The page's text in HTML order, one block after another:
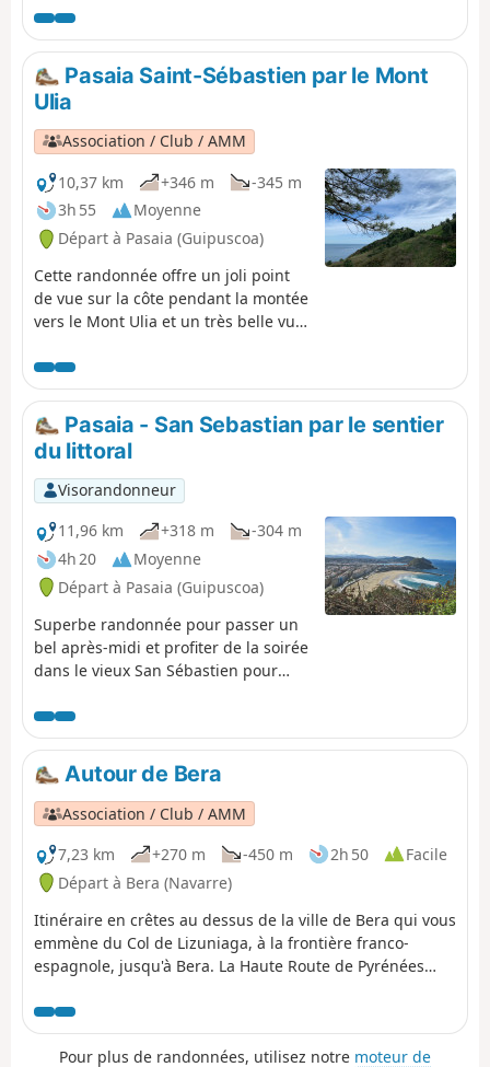
Donostia. Attention ! Prendre une navette est nécessaire
pour effectuer cette randonnée
Pasaia Saint-Sébastien par le Mont
Ulia
Association / Club / AMM
10,37 km
+346 m
-345 m
3h 55
Moyenne
Départ à Pasaia (Guipuscoa)
Cette randonnée offre un joli point
de vue sur la côte pendant la montée
vers le Mont Ulia et un très belle vue
pendant la descente vers la ville.
L'aller se fait avec une traversée en
bateau et le retour se fait en bus.
Pasaia - San Sebastian par le sentier
du littoral
Visorandonneur
11,96 km
+318 m
-304 m
4h 20
Moyenne
Départ à Pasaia (Guipuscoa)
Superbe randonnée pour passer un
bel après-midi et profiter de la soirée
dans le vieux San Sébastien pour
Autour de Bera
Association / Club / AMM
7,23 km
+270 m -450 m 2h 50
Facile
Départ à Bera (Navarre)
Itinéraire en crêtes au dessus de la ville de Bera qui vous
emmène du Col de Lizuniaga, à la frontière franco-
espagnole, jusqu'à Bera. La Haute Route de Pyrénées
Pour plus de randonnées, utilisez notre moteur de